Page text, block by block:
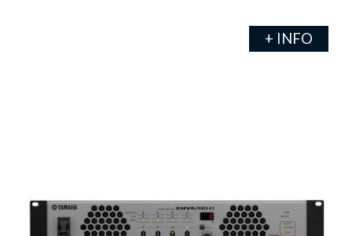
+ INFO